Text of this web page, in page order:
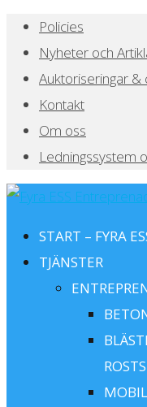
Policies
Nyheter och
Auktoriseringar &
Kontakt
Om oss
Ledningssystem
START – FYRA
TJÄNSTER